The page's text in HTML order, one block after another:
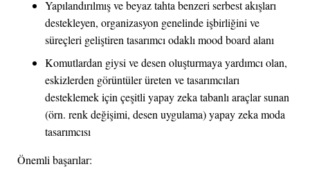
Yapılandırılmış ve beyaz tahta benzeri serbest akışları
destekleyen, organizasyon genelinde işbirliğini ve
süreçleri geliştiren tasarımcı odaklı mood board alanı
Komutlardan giysi ve desen oluşturmaya yardımcı olan,
eskizlerden görüntüler üreten ve tasarımcıları
desteklemek için çeşitli yapay zeka tabanlı araçlar sunan
(örn. renk değişimi, desen uygulama) yapay zeka moda
tasarımcısı
Önemli başarılar: